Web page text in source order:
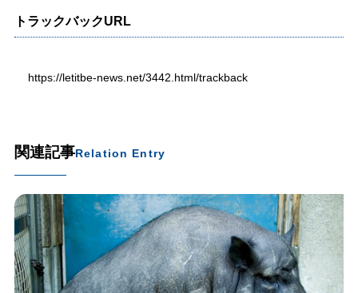
トラックバックURL
https://letitbe-news.net/3442.html/trackback
関連記事Relation Entry